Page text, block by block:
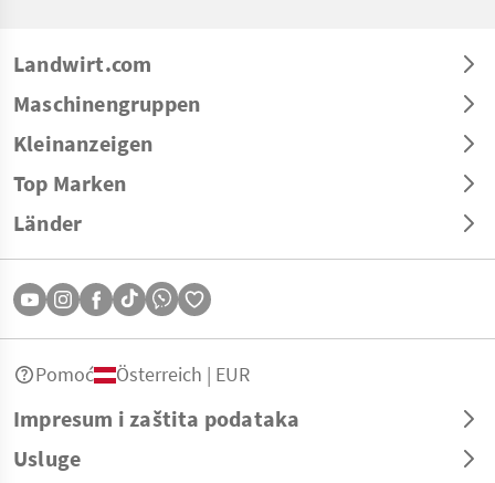
Landwirt.com
Maschinengruppen
Kleinanzeigen
Top Marken
Länder
Impresum i zaštita podataka
Usluge
Pomoć Österreich | EUR